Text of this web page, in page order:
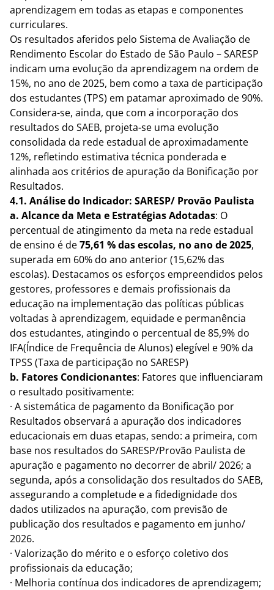
aprendizagem em todas as etapas e componentes
curriculares.
Os resultados aferidos pelo Sistema de Avaliação de
Rendimento Escolar do Estado de São Paulo – SARESP
indicam uma evolução da aprendizagem na ordem de
15%, no ano de 2025, bem como a taxa de participação
dos estudantes (TPS) em patamar aproximado de 90%.
Considera-se, ainda, que com a incorporação dos
resultados do SAEB, projeta-se uma evolução
consolidada da rede estadual de aproximadamente
12%, refletindo estimativa técnica ponderada e
alinhada aos critérios de apuração da Bonificação por
Resultados.
4.1. Análise do Indicador: SARESP/ Provão Paulista
a. Alcance da Meta e EstratégiasAdotadas: O
percentual de atingimento da meta na rede estadual
de ensino é de75,61 % das escolas, no ano de 2025,
superada em 60% do ano anterior (15,62% das
escolas). Destacamos os esforços empreendidos pelos
gestores, professores e demais profissionais da
educação na implementação das políticas públicas
voltadas à aprendizagem, equidade e permanência
dos estudantes, atingindo o percentual de 85,9% do
IFA(Índice de Frequência de Alunos) elegível e 90% da
TPSS (Taxa de participação no SARESP)
b. Fatores Condicionantes: Fatores que influenciaram
o resultado positivamente:
· A sistemática de pagamento da Bonificação por
Resultados observará a apuração dos indicadores
educacionais em duas etapas, sendo: a primeira, com
base nos resultados do SARESP/Provão Paulista de
apuração e pagamento no decorrer de abril/ 2026; a
segunda, após a consolidação dos resultados do SAEB,
assegurando a completude e a fidedignidade dos
dados utilizados na apuração, com previsão de
publicação dos resultados e pagamento em junho/
2026.
· Valorização do mérito e o esforço coletivo dos
profissionais da educação;
· Melhoria contínua dos indicadores de aprendizagem;